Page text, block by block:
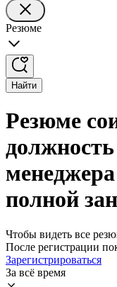
Резюме
Найти
Резюме
полной
Чтобы видеть все
После регистрации
Зарегистрироваться
За всё время